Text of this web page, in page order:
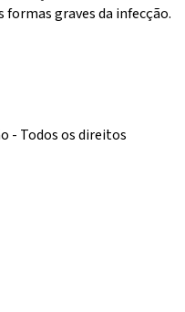
graves da infecção.
- Todos os direitos